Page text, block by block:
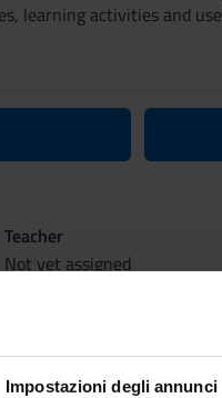
Impostazioni degli annunci
learning activities and
Teacher
Not yet assigned